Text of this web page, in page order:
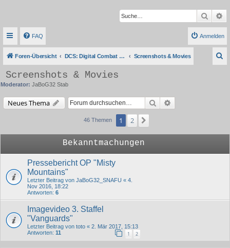
Suche
FAQ Anmelden
Foren-Übersicht DCS: Digital Combat Simulator Series Screenshots & Movies
Screenshots & Movies
Moderator: JaBoG32 Stab
Neues Thema Suche
46 Themen 1 2
Bekanntmachungen
Pressebericht OP "Misty
Mountains"
Letzter Beitrag von JaBoG32_SNAFU « 4.
Nov 2016, 18:22
Antworten: 6
Imagevideo 3. Staffel
"Vanguards"
Letzter Beitrag von toto « 2. Mär 2017, 15:13
Antworten: 11 1 2